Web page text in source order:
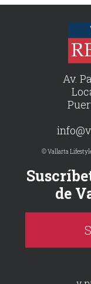
Av.
© Vallarta
de